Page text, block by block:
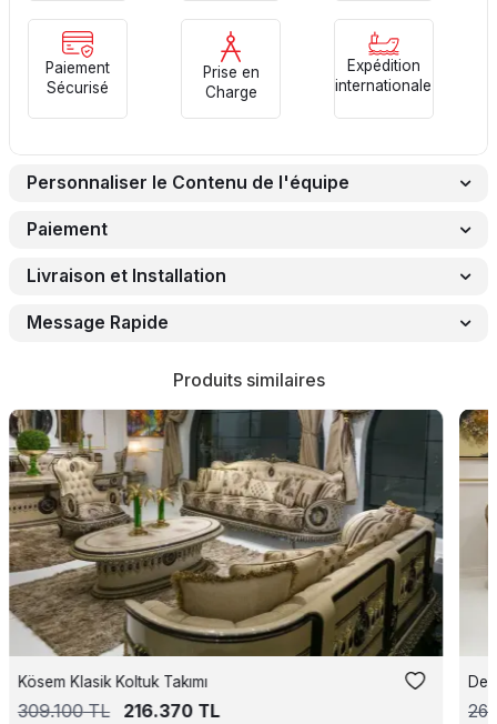
Paiement
Sécurisé
Prise en
Charge
Expédition
internationale
Personnaliser le Contenu de l'équipe
Paiement
Livraison et Installation
Message Rapide
Produits similaires
Kösem Klasik Koltuk Takımı
309.100TL 216.370TL